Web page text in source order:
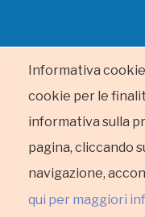
Informativa
cookie per le
informativa sulla
pagina, cliccando
navigazione,
qui per maggiori